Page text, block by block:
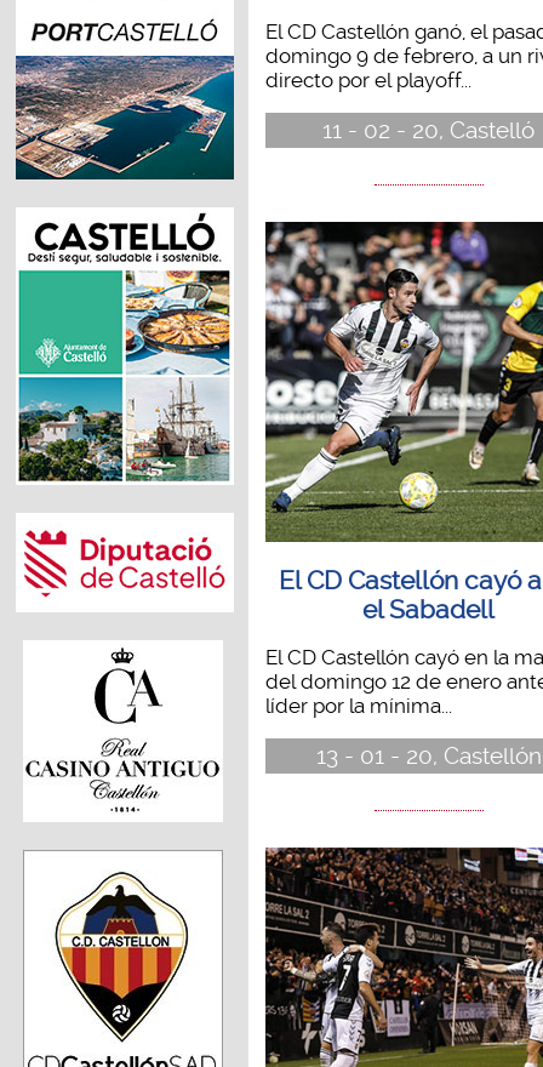
El CD Castellón ganó, el
domingo 9 de febrero, a un
directo por el playoff...
11 - 02 - 20, Castelló
El CD Castellón cayó
el Sabadell
El CD Castellón cayó en la
del domingo 12 de enero
líder por la mínima...
13 - 01 - 20, Castellón